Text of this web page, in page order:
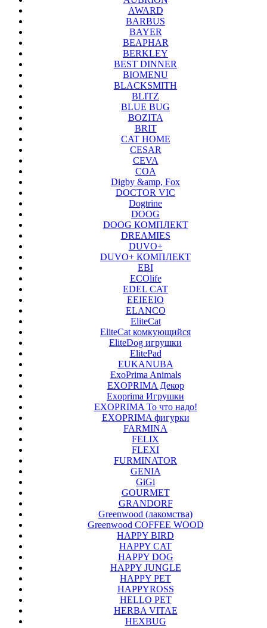
AWARD
BARBUS
BAYER
BEAPHAR
BERKLEY
BEST DINNER
BIOMENU
BLACKSMITH
BLITZ
BLUE BUG
BOZITA
BRIT
CAT HOME
CESAR
CEVA
COA
Digby &amp, Fox
DOCTOR VIC
Dogtrine
DOOG
DOOG КОМПЛЕКТ
DREAMIES
DUVO+
DUVO+ КОМПЛЕКТ
EBI
ECOlife
EDEL CAT
EEIEEIO
ELANCO
EliteCat
EliteCat комкующийся
EliteDog игрушки
ElitePad
EUKANUBA
ExoPrima Animals
EXOPRIMA Декор
Exoprima Игрушки
EXOPRIMA То что надо!
EXOPRIMA фигурки
FARMINA
FELIX
FLEXI
FURMINATOR
GENIA
GiGi
GOURMET
GRANDORF
Greenwood (лакомства)
Greenwood COFFEE WOOD
HAPPY BIRD
HAPPY CAT
HAPPY DOG
HAPPY JUNGLE
HAPPY PET
HAPPYROSS
HELLO PET
HERBA VITAE
HEXBUG